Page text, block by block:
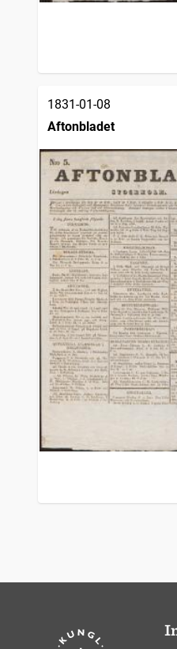
1831-01-08
Aftonbladet